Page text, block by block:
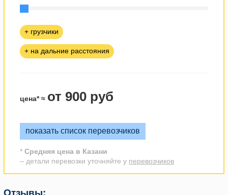
+ грузчики
+ на дальние расстояния
цена* ≈ от 900 руб
показать список перевозчиков
* Средняя цена в Казани
– детали перевозки уточняйте у перевозчиков
Отзывы: